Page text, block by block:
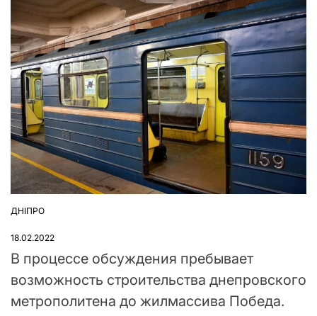
ОПУБЛІКУВАТИ
ДНІПРО
18.02.2022
В процессе обсуждения пребывает
возможность строительства днепровского
метрополитена до жилмассива Победа.